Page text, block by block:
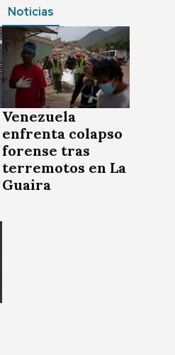
Noticias
Venezuela
enfrenta colapso
forense tras
terremotos en La
Guaira